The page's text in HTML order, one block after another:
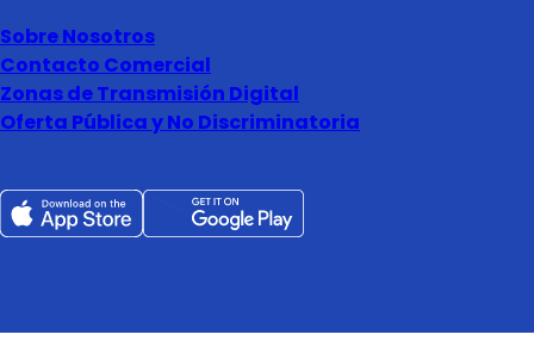
Sobre Nosotros
Contacto Comercial
Zonas de Transmisión Digital
Oferta Pública y No Discriminatoria